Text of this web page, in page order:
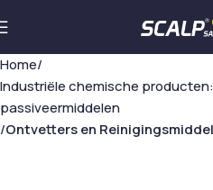
Home
Industriële chemische
passiveermiddelen
Ontvetters en